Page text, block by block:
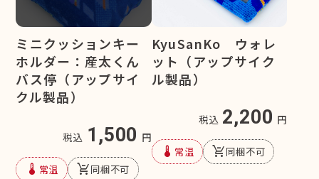
ミニクッションキー
ホルダー：産太くん
バス停（アップサイ
クル製品）
税込 1,500 円
device_thermostat 常温 remove_shopping_cart同梱不可
KyuSanKo ウォレ
ット（アップサイク
ル製品）
税込 2,200 円
device_thermostat 常温 remove_shopping_cart同梱不可